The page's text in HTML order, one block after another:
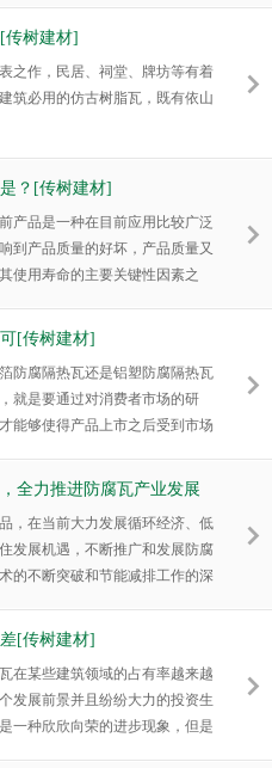
传树建材]
之作，民居、祠堂、牌坊等有着
筑必用的仿古树脂瓦，既有依山
？[传树建材]
产品是一种在目前应用比较广泛
到产品质量的好坏，产品质量又
使用寿命的主要关键性因素之
[传树建材]
防腐隔热瓦还是铝塑防腐隔热瓦
就是要通过对消费者市场的研
能够使得产品上市之后受到市场
全力推进防腐瓦产业发展
，在当前大力发展循环经济、低
发展机遇，不断推广和发展防腐
的不断突破和节能减排工作的深
[传树建材]
在某些建筑领域的占有率越来越
发展前景并且纷纷大力的投资生
一种欣欣向荣的进步现象，但是